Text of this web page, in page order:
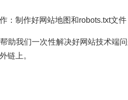
：制作好网站地图和robots.txt文
助我们一次性解决好网站技术端
链上。